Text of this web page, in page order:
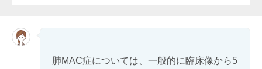
肺MAC症については、一般的に臨床像から5